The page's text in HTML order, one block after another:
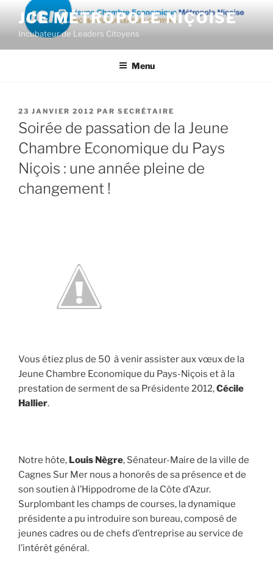
contenu
principal
JCE MÉTROPOLE NIÇOISE
Incubateur de Leaders Citoyens
Menu
PUBLIÉ
LE
23 JANVIER 2012 PAR SECRÉTAIRE
Soirée de passation de la Jeune
Chambre Economique du Pays
Niçois : une année pleine de
changement !
Vous étiez plus de 50 à venir assister aux vœux de la
Jeune Chambre Economique du Pays-Niçois et à la
prestation de serment de sa Présidente 2012,Cécile
Hallier.
Notre hôte, Louis Nègre, Sénateur-Maire de la ville de
Cagnes Sur Mer nous a honorés de sa présence et de
son soutien à l’Hippodrome de la Côte d’Azur.
Surplombant les champs de courses, la dynamique
présidente a pu introduire son bureau, composé de
jeunes cadres ou de chefs d’entreprise au service de
l’intérêt général.